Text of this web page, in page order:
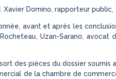
Xavier Domino, rapporteur public,
avant et après les
Uzan-Sarano,
des pièces du dossier
de la chambre de